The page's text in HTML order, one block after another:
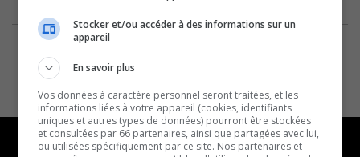
Stocker et/ou accéder à des informations sur un
appareil
En savoir plus
Vos données à caractère personnel seront traitées, et les
informations liées à votre appareil (cookies, identifiants
uniques et autres types de données) pourront être stockées
et consultées par 66 partenaires, ainsi que partagées avec lui,
ou utilisées spécifiquement par ce site. Nos partenaires et